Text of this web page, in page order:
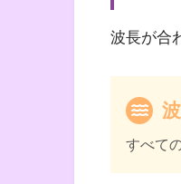
波長が合
すべて